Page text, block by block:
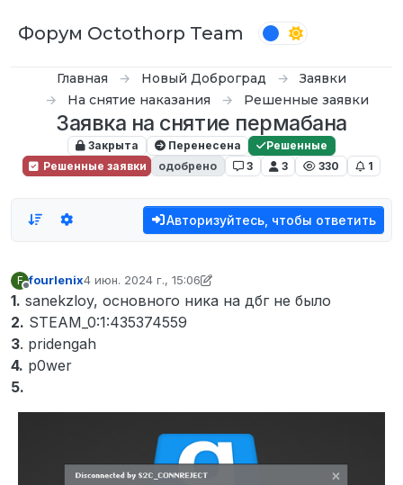
Форум Octothorp Team
Главная Новый Доброград
Заявки
На снятие наказания
Решенные заявки
Заявка на снятие пермабана
Закрыта Перенесена
Решенные
Решенные заявки
одобрено 3 3 330 1
Авторизуйтесь, чтобы ответить
F
Не в сети
fourlenix4 июн. 2024 г., 15:06
отредактировано inquizzy
1. sanekzloy, основного ника на дбг не было
2. STEAM_0:1:435374559
3. pridengah
4. p0wer
5.